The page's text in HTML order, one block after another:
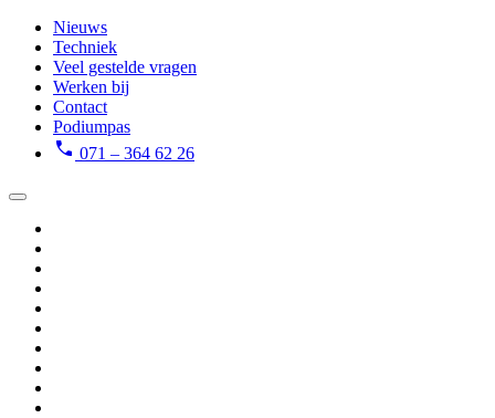
Nieuws
Techniek
Veel gestelde vragen
Werken bij
Contact
Podiumpas
071 – 364 62 26